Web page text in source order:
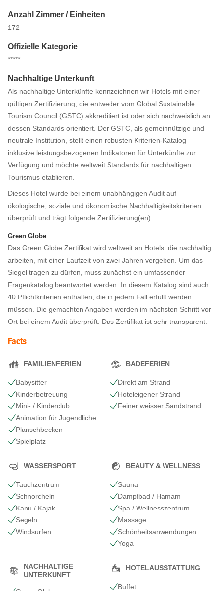
Anzahl Zimmer / Einheiten
172
Offizielle Kategorie
*****
Nachhaltige Unterkunft
Als nachhaltige Unterkünfte kennzeichnen wir Hotels mit einer
gültigen Zertifizierung, die entweder vom Global Sustainable
Tourism Council (GSTC) akkreditiert ist oder sich nachweislich an
dessen Standards orientiert. Der GSTC, als gemeinnützige und
neutrale Institution, stellt einen robusten Kriterien-Katalog
inklusive leistungsbezogenen Indikatoren für Unterkünfte zur
Verfügung und möchte weltweit Standards für nachhaltigen
Tourismus etablieren.
Dieses Hotel wurde bei einem unabhängigen Audit auf
ökologische, soziale und ökonomische Nachhaltigkeitskriterien
überprüft und trägt folgende Zertifizierung(en):
Green Globe
Das Green Globe Zertifikat wird weltweit an Hotels, die nachhaltig
arbeiten, mit einer Laufzeit von zwei Jahren vergeben. Um das
Siegel tragen zu dürfen, muss zunächst ein umfassender
Fragenkatalog beantwortet werden. In diesem Katalog sind auch
40 Pflichtkriterien enthalten, die in jedem Fall erfüllt werden
müssen. Die gemachten Angaben werden im nächsten Schritt vor
Ort bei einem Audit überprüft. Das Zertifikat ist sehr transparent.
Facts
FAMILIENFERIEN
Babysitter
Kinderbetreuung
Mini- / Kinderclub
Animation für Jugendliche
Planschbecken
Spielplatz
BADEFERIEN
Direkt am Strand
Hoteleigener Strand
Feiner weisser Sandstrand
WASSERSPORT
Tauchzentrum
Schnorcheln
Kanu / Kajak
Segeln
Windsurfen
BEAUTY & WELLNESS
Sauna
Dampfbad / Hamam
Spa / Wellnesszentrum
Massage
Schönheits​anwendungen
Yoga
NACHHALTIGE
UNTERKUNFT
HOTELAUSSTATTUNG
Buffet